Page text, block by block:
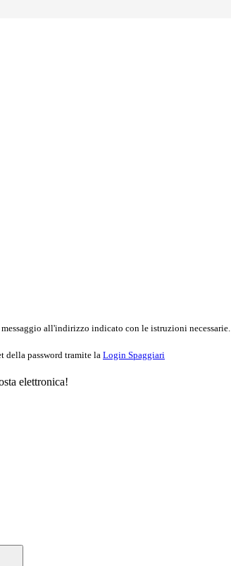
all'indirizzo indicato con le istruzioni necessarie.
della password tramite la Login Spaggiari
elettronica!